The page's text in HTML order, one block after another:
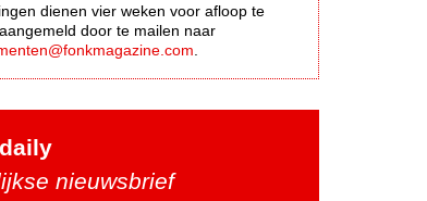
dienen vier weken voor afloop te
door te mailen naar
nieuwsbrief